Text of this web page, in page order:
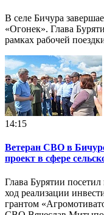
В селе Бичура
«Огонек». Глава
рамках рабочей
14:15
Ветеран СВО в
проект в сфере
Глава Бурятии
ход реализации
грантом